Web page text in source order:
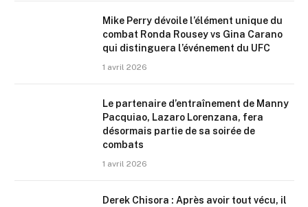
Mike Perry dévoile l’élément unique du
combat Ronda Rousey vs Gina Carano
qui distinguera l’événement du UFC
1 avril 2026
Le partenaire d’entraînement de Manny
Pacquiao, Lazaro Lorenzana, fera
désormais partie de sa soirée de
combats
1 avril 2026
Derek Chisora : Après avoir tout vécu, il